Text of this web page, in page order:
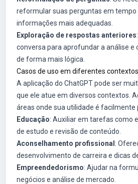
reformular suas perguntas em tempo
informações mais adequadas.
Exploração de respostas anteriores
conversa para aprofundar a análise e
de forma mais lógica.
Casos de uso em diferentes contextos
A aplicação do ChatGPT pode ser
que ele atue em diversos contextos.
áreas onde sua utilidade é facilmente
Educação: Auxiliar em tarefas como
de estudo e revisão de conteúdo.
Aconselhamento profissional :
desenvolvimento de carreira e dicas
Empreendedorismo: Ajudar na
negócios e análise de mercado.